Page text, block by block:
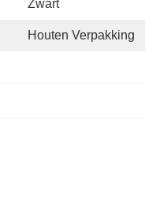
Zwart
Houten Verpakking